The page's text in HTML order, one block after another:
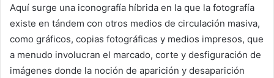
Aquí surge una iconografía híbrida en la que la fotografía
existe en tándem con otros medios de circulación masiva,
como gráficos, copias fotográficas y medios impresos, que
a menudo involucran el marcado, corte y desfiguración de
imágenes donde la noción de aparición y desaparición